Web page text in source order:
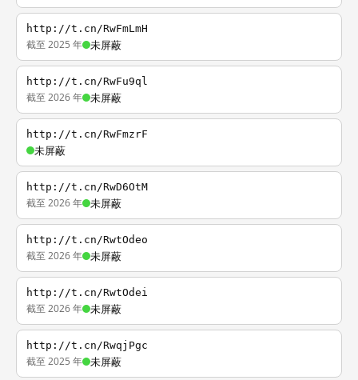
http://t.cn/RwFmLmH
截至 2025 年 未屏蔽
http://t.cn/RwFu9ql
截至 2026 年 未屏蔽
http://t.cn/RwFmzrF
未屏蔽
http://t.cn/RwD6OtM
截至 2026 年 未屏蔽
http://t.cn/RwtOdeo
截至 2026 年 未屏蔽
http://t.cn/RwtOdei
截至 2026 年 未屏蔽
http://t.cn/RwqjPgc
截至 2025 年 未屏蔽